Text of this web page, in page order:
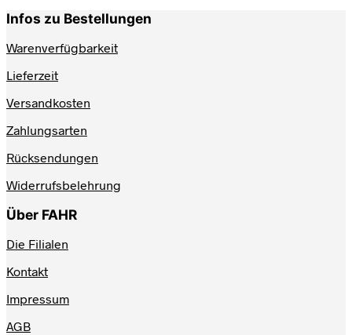
Infos zu Bestellungen
Warenverfügbarkeit
Lieferzeit
Versandkosten
Zahlungsarten
Rücksendungen
Widerrufsbelehrung
Über FAHR
Die Filialen
Kontakt
Impressum
AGB